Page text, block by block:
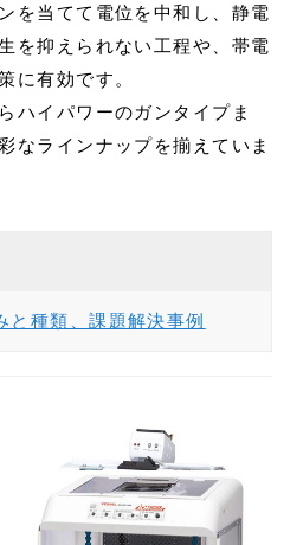
を当てて電位を中和し、静電
を抑えられない工程や、帯電
に有効です。
ハイパワーのガンタイプま
なラインナップを揃えていま
と種類、課題解決事例